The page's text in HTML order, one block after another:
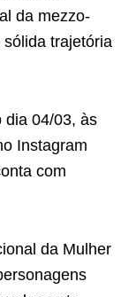
da mezzo-
trajetória
dia 04/03, às
Instagram
com
da Mulher